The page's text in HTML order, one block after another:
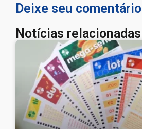
Deixe seu comentário
Notícias relacionadas